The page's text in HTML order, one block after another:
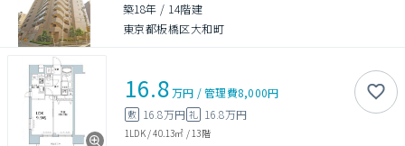
築18年 / 14階建
東京都板橋区大和町
16.8万円 /管理費8,000円
敷 16.8万円 礼 16.8万円
1LDK/40.13㎡ / 13階